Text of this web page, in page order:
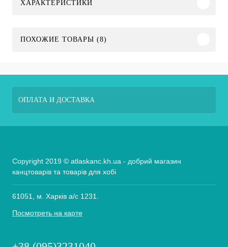
ХАРАКТЕРИСТИКИ
ПОХОЖИЕ ТОВАРЫ (8)
ОПЛАТА И ДОСТАВКА
Copyright 2019 © atlaskanc.kh.ua - добрий магазин
канцтоварів та товарів для хобі
61051, м. Харків а/с 1231.
Посмотреть на карте